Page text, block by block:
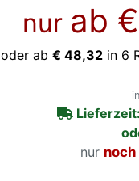
nur ab
oder ab € 48,32 in 6
nur